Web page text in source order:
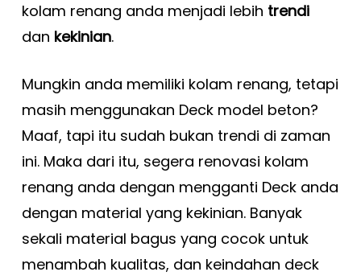
kolam renang anda menjadi lebih trendi
dan kekinian.
Mungkin anda memiliki kolam renang, tetapi
masih menggunakan Deck model beton?
Maaf, tapi itu sudah bukan trendi di zaman
ini. Maka dari itu, segera renovasi kolam
renang anda dengan mengganti Deck anda
dengan material yang kekinian. Banyak
sekali material bagus yang cocok untuk
menambah kualitas, dan keindahan deck